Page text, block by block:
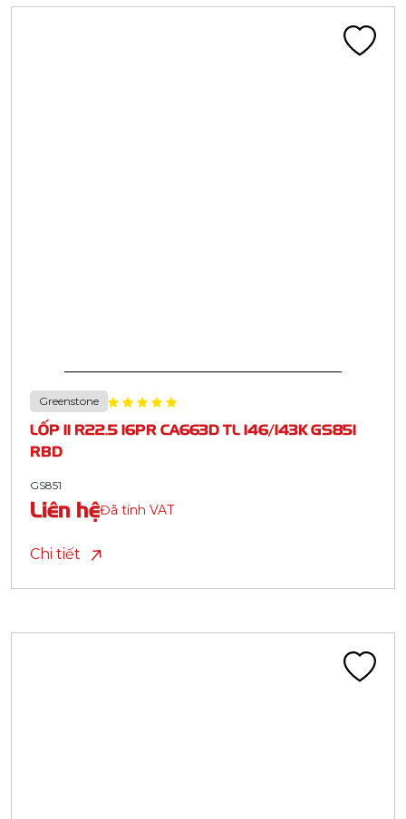
Greenstone
LỐP 11 R22.5 16PR CA663D TL 146/143K GS851
RBD
GS851
Liên hệĐã tính VAT
Chi tiết